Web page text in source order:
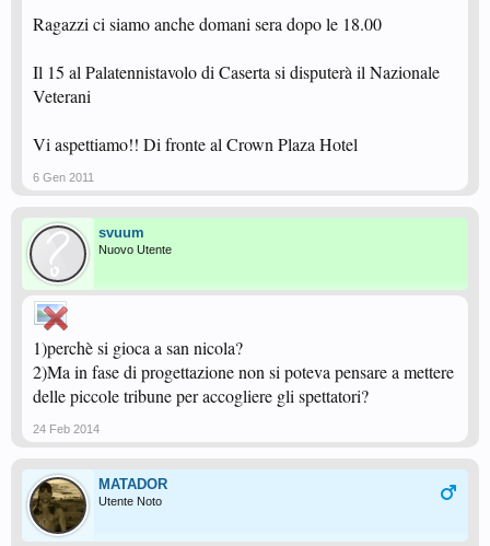
Ragazzi ci siamo anche domani sera dopo le 18.00
Il 15 al Palatennistavolo di Caserta si disputerà il Nazionale
Veterani
Vi aspettiamo!! Di fronte al Crown Plaza Hotel
6 Gen 2011
svuum
Nuovo Utente
1)perchè si gioca a san nicola?
2)Ma in fase di progettazione non si poteva pensare a mettere
delle piccole tribune per accogliere gli spettatori?
24 Feb 2014
MATADOR
Utente Noto